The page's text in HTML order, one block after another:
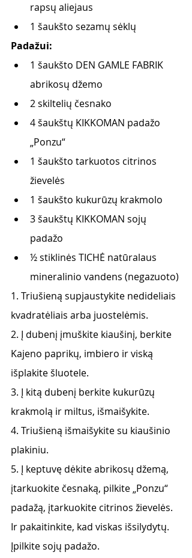
rapsų aliejaus
1 šaukšto sezamų sėklų
Padažui:
1 šaukšto DEN GAMLE FABRIK
abrikosų džemo
2 skiltelių česnako
4 šaukštų KIKKOMAN padažo
„Ponzu“
1 šaukšto tarkuotos citrinos
žievelės
1 šaukšto kukurūzų krakmolo
3 šaukštų KIKKOMAN sojų
padažo
½ stiklinės TICHĖ natūralaus
mineralinio vandens (negazuoto)
1. Triušieną supjaustykite nedideliais
kvadratėliais arba juostelėmis.
2. Į dubenį įmuškite kiaušinį, berkite
Kajeno paprikų, imbiero ir viską
išplakite šluotele.
3. Į kitą dubenį berkite kukurūzų
krakmolą ir miltus, išmaišykite.
4. Triušieną išmaišykite su kiaušinio
plakiniu.
5. Į keptuvę dėkite abrikosų džemą,
įtarkuokite česnaką, pilkite „Ponzu“
padažą, įtarkuokite citrinos žievelės.
Ir pakaitinkite, kad viskas išsilydytų.
Įpilkite sojų padažo.